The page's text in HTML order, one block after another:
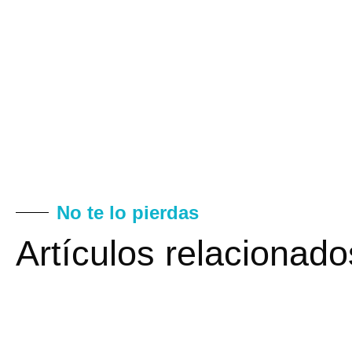
No te lo pierdas
Artículos